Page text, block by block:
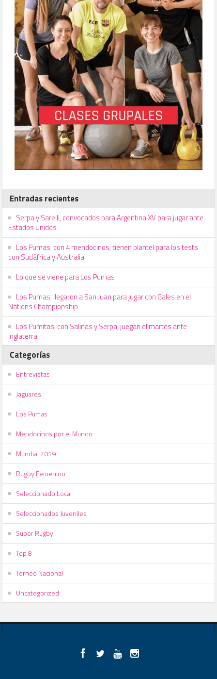
Entradas recientes
Serpa y Sarelli, convocados para Argentina XV para jugar ante
Estados Unidos
Los Pumas, con 4 mendocinos, tienen plantel para los tests
con Sudáfrica y Australia
Lo que se viene para Los Pumas
Los Pumas, llegaron a San Juan para jugar con Gales en el
Nations Championship
Los Pumitas, con Salinas y Serpa, juegan el martes ante
Inglaterra
Categorías
Entrevistas
Jaguares
Los Pumas
Mendocinos por el Mundo
Mundial 2019
Rugby Femenino
Seleccionado Local
Seleccionados Juveniles
Super Rugby
Top 8
Torneo Nacional
Uncategorized